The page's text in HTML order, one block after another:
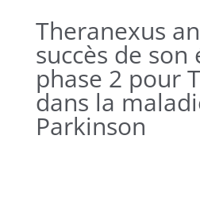
Theranexus
succès de son
phase 2 pour
dans la
Parkinson